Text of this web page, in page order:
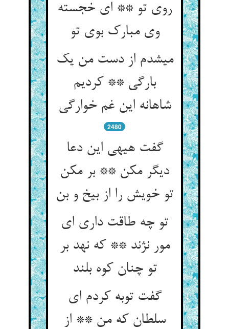
روی تو ** ای خجسته
وی مبارک بوی تو
می‏شدم از دست من یک
بارگی ** کردیم
شاهانه این غم خوارگی‏
2480
گفت هی‏هی این دعا
دیگر مکن ** بر مکن
تو خویش را از بیخ و بن‏
تو چه طاقت داری ای
مور نژند ** که نهد بر
تو چنان کوه بلند
گفت توبه کردم ای
سلطان که من ** از